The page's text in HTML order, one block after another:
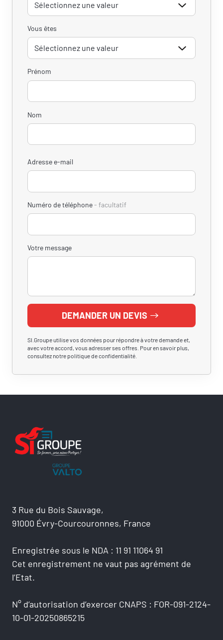
Vous êtes
Prénom
Nom
Adresse e-mail
Numéro de téléphone facultatif
Votre message
DEMANDER UN DEVIS
SI.Groupe utilise vos données pour répondre à votre demande et,
avec votre accord, vous adresser ses offres. Pour en savoir plus,
consultez notre politique de confidentialité.
3 Rue du Bois Sauvage,
91000 Évry-Courcouronnes, France
Enregistrée sous le NDA : 11 91 11064 91
Cet enregistrement ne vaut pas agrément de
l’Etat.
N° d’autorisation d’exercer CNAPS : FOR-091-2124-
10-01-20250865215